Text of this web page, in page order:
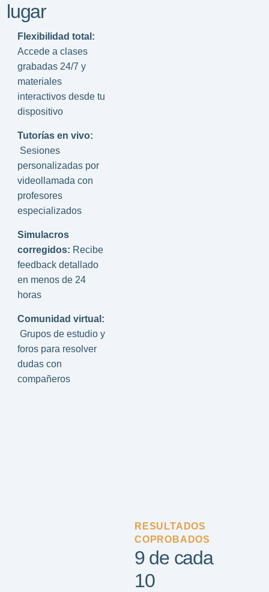
lugar
Flexibilidad total:
Accede a clases
grabadas 24/7 y
materiales
interactivos desde tu
dispositivo
Tutorías en vivo:
Sesiones
personalizadas por
videollamada con
profesores
especializados
Simulacros
corregidos: Recibe
feedback detallado
en menos de 24
horas
Comunidad virtual:
Grupos de estudio y
foros para resolver
dudas con
compañeros
RESULTADOS
COPROBADOS
9 de cada
10